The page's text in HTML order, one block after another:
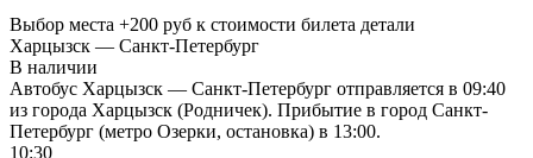
Выбор места +200 руб к стоимости билета детали
Харцызск — Санкт-Петербург
В наличии
Автобус Харцызск — Санкт-Петербург отправляется в 09:40
из города Харцызск (Родничек). Прибытие в город Санкт-
Петербург (метро Озерки, остановка) в 13:00.
10:30